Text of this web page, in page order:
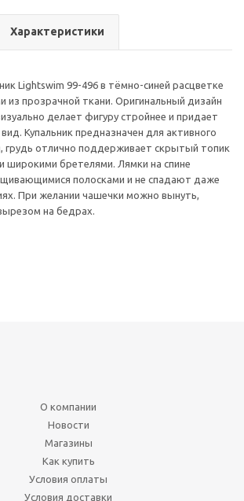
Характеристики
Lightswim 99-496 в тёмно-синей расцветке
из прозрачной ткани. Оригинальный дизайн
делает фигуру стройнее и придает
Купальник предназначен для активного
грудь отлично поддерживает скрытый топик
широкими бретелями. Лямки на спине
полосками и не спадают даже
При желании чашечки можно вынуть,
на бедрах.
О компании
Новости
Магазины
Как купить
Условия оплаты
Условия доставки